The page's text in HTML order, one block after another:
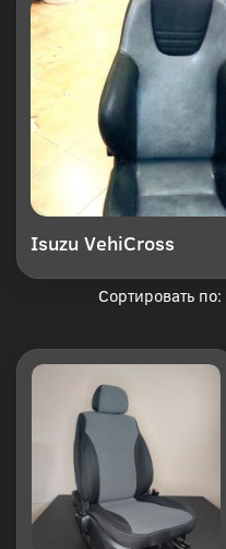
Isuzu VehiCross
Сортировать по: